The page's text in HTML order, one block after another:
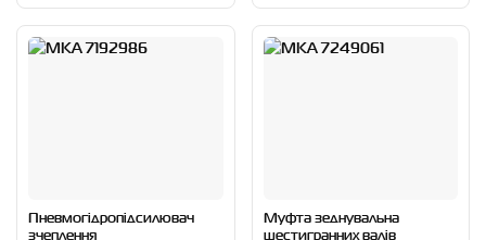
Пневмогідропідсилювач
зчеплення
Муфта зеднувальна
шестигранних валів